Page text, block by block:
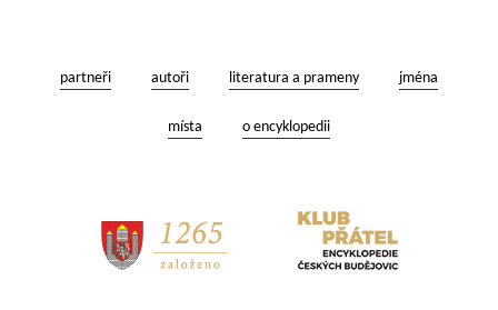
partneři autoři literatura a prameny jména
místa o encyklopedii